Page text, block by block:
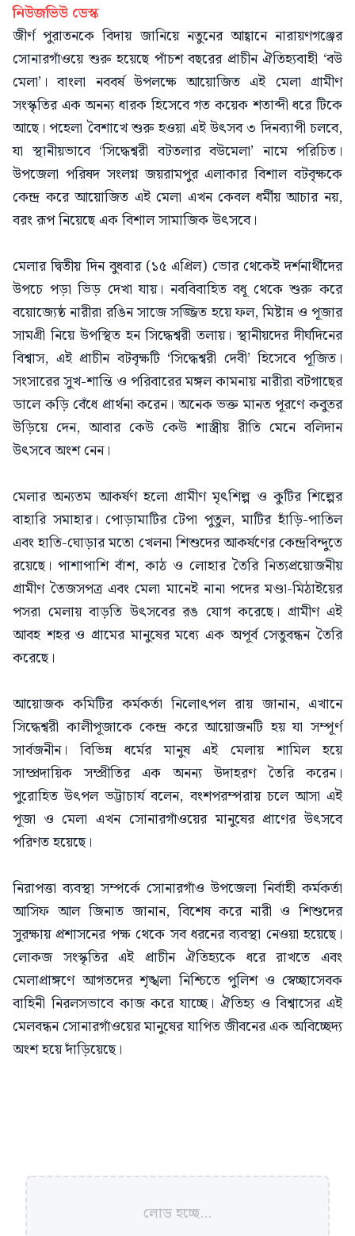
নিউজভিউ ডেস্ক
জীর্ণ পুরাতনকে বিদায় জানিয়ে নতুনের আহ্বানে নারায়ণগঞ্জের
সোনারগাঁওয়ে শুরু হয়েছে পাঁচশ বছরের প্রাচীন ঐতিহ্যবাহী ‘বউ
মেলা’। বাংলা নববর্ষ উপলক্ষে আয়োজিত এই মেলা গ্রামীণ
সংস্কৃতির এক অনন্য ধারক হিসেবে গত কয়েক শতাব্দী ধরে টিকে
আছে। পহেলা বৈশাখে শুরু হওয়া এই উৎসব ৩ দিনব্যাপী চলবে,
যা স্থানীয়ভাবে ‘সিদ্ধেশ্বরী বটতলার বউমেলা’ নামে পরিচিত।
উপজেলা পরিষদ সংলগ্ন জয়রামপুর এলাকার বিশাল বটবৃক্ষকে
কেন্দ্র করে আয়োজিত এই মেলা এখন কেবল ধর্মীয় আচার নয়,
বরং রূপ নিয়েছে এক বিশাল সামাজিক উৎসবে।
মেলার দ্বিতীয় দিন বুধবার (১৫ এপ্রিল) ভোর থেকেই দর্শনার্থীদের
উপচে পড়া ভিড় দেখা যায়। নববিবাহিত বধূ থেকে শুরু করে
বয়োজ্যেষ্ঠ নারীরা রঙিন সাজে সজ্জিত হয়ে ফল, মিষ্টান্ন ও পূজার
সামগ্রী নিয়ে উপস্থিত হন সিদ্ধেশ্বরী তলায়। স্থানীয়দের দীর্ঘদিনের
বিশ্বাস, এই প্রাচীন বটবৃক্ষটি ‘সিদ্ধেশ্বরী দেবী’ হিসেবে পূজিত।
সংসারের সুখ-শান্তি ও পরিবারের মঙ্গল কামনায় নারীরা বটগাছের
ডালে কড়ি বেঁধে প্রার্থনা করেন। অনেক ভক্ত মানত পূরণে কবুতর
উড়িয়ে দেন, আবার কেউ কেউ শাস্ত্রীয় রীতি মেনে বলিদান
উৎসবে অংশ নেন।
মেলার অন্যতম আকর্ষণ হলো গ্রামীণ মৃৎশিল্প ও কুটির শিল্পের
বাহারি সমাহার। পোড়ামাটির টেপা পুতুল, মাটির হাঁড়ি-পাতিল
এবং হাতি-ঘোড়ার মতো খেলনা শিশুদের আকর্ষণের কেন্দ্রবিন্দুতে
রয়েছে। পাশাপাশি বাঁশ, কাঠ ও লোহার তৈরি নিত্যপ্রয়োজনীয়
গ্রামীণ তৈজসপত্র এবং মেলা মানেই নানা পদের মণ্ডা-মিঠাইয়ের
পসরা মেলায় বাড়তি উৎসবের রঙ যোগ করেছে। গ্রামীণ এই
আবহ শহর ও গ্রামের মানুষের মধ্যে এক অপূর্ব সেতুবন্ধন তৈরি
করেছে।
আয়োজক কমিটির কর্মকর্তা নিলোৎপল রায় জানান, এখানে
সিদ্ধেশ্বরী কালীপূজাকে কেন্দ্র করে আয়োজনটি হয় যা সম্পূর্ণ
সার্বজনীন। বিভিন্ন ধর্মের মানুষ এই মেলায় শামিল হয়ে
সাম্প্রদায়িক সম্প্রীতির এক অনন্য উদাহরণ তৈরি করেন।
পুরোহিত উৎপল ভট্টাচার্য বলেন, বংশপরম্পরায় চলে আসা এই
পূজা ও মেলা এখন সোনারগাঁওয়ের মানুষের প্রাণের উৎসবে
পরিণত হয়েছে।
নিরাপত্তা ব্যবস্থা সম্পর্কে সোনারগাঁও উপজেলা নির্বাহী কর্মকর্তা
আসিফ আল জিনাত জানান, বিশেষ করে নারী ও শিশুদের
সুরক্ষায় প্রশাসনের পক্ষ থেকে সব ধরনের ব্যবস্থা নেওয়া হয়েছে।
লোকজ সংস্কৃতির এই প্রাচীন ঐতিহ্যকে ধরে রাখতে এবং
মেলাপ্রাঙ্গণে আগতদের শৃঙ্খলা নিশ্চিতে পুলিশ ও স্বেচ্ছাসেবক
বাহিনী নিরলসভাবে কাজ করে যাচ্ছে। ঐতিহ্য ও বিশ্বাসের এই
মেলবন্ধন সোনারগাঁওয়ের মানুষের যাপিত জীবনের এক অবিচ্ছেদ্য
অংশ হয়ে দাঁড়িয়েছে।
লোড হচ্ছে...